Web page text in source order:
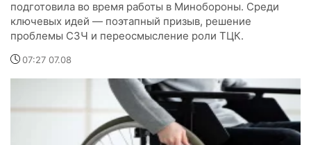
подготовила во время работы в Минобороны. Среди
ключевых идей — поэтапный призыв, решение
проблемы СЗЧ и переосмысление роли ТЦК.
07:27 07.08